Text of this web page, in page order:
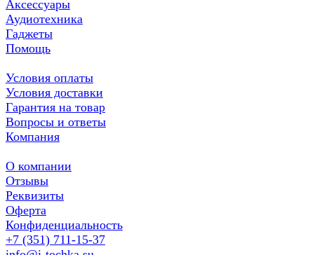
Аксессуары
Аудиотехника
Гаджеты
Помощь
Условия оплаты
Условия доставки
Гарантия на товар
Вопросы и ответы
Компания
О компании
Отзывы
Реквизиты
Оферта
Конфиденциальность
+7 (351) 711-15-37